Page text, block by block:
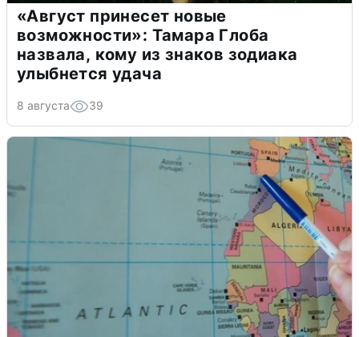
«Август принесет новые
возможности»: Тамара Глоба
назвала, кому из знаков зодиака
улыбнется удача
8 августа 39